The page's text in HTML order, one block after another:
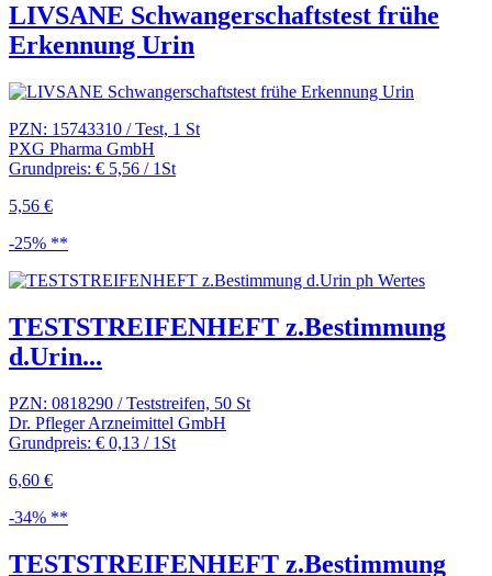
LIVSANE Schwangerschaftstest frühe
Erkennung Urin
PZN: 15743310 / Test, 1 St
PXG Pharma GmbH
Grundpreis: € 5,56 / 1St
5,56 €
-25% **
TESTSTREIFENHEFT z.Bestimmung
d.Urin...
PZN: 0818290 / Teststreifen, 50 St
Dr. Pfleger Arzneimittel GmbH
Grundpreis: € 0,13 / 1St
6,60 €
-34% **
TESTSTREIFENHEFT z.Bestimmung